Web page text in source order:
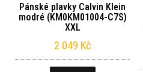
Pánské plavky Calvin Klein
modré (KM0KM01004-C7S)
XXL
2 049 Kč